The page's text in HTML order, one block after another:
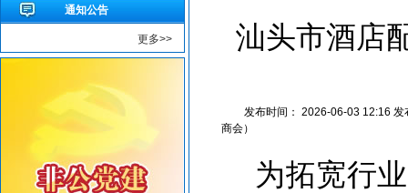
汕头发布2026年6月份重点行业领域安全风险提示
重要提醒！中国公民近期避免前往日本
重要提醒！在伊朗中国公民尽快撤离
通知公告
更多>> 汕头市酒店
发布时间： 2026-06-03 12:16 发
商会）
为拓宽行